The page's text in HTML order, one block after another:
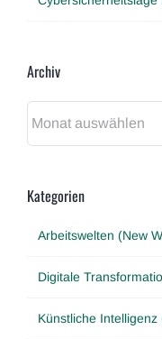
Archiv
Kategorien
Arbeitswelten (New
Digitale
Künstliche Intelligenz